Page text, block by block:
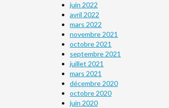
juin 2022
avril 2022
mars 2022
novembre 2021
octobre 2021
septembre 2021
juillet 2021
mars 2021
décembre 2020
octobre 2020
juin 2020